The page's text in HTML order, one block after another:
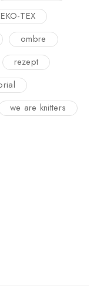
TEX
ombre
rezept
we are knitters